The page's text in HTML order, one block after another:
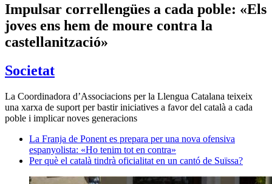
Impulsar correllengües a cada poble: «Els
joves ens hem de moure contra la
castellanització»
Societat
La Coordinadora d’Associacions per la Llengua Catalana teixeix
una xarxa de suport per bastir iniciatives a favor del català a cada
poble i implicar noves generacions
La Franja de Ponent es prepara per una nova ofensiva
espanyolista: «Ho tenim tot en contra»
Per què el català tindrà oficialitat en un cantó de Suïssa?